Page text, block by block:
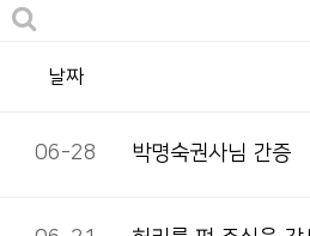
날짜
06-28 박명숙권사님 간증